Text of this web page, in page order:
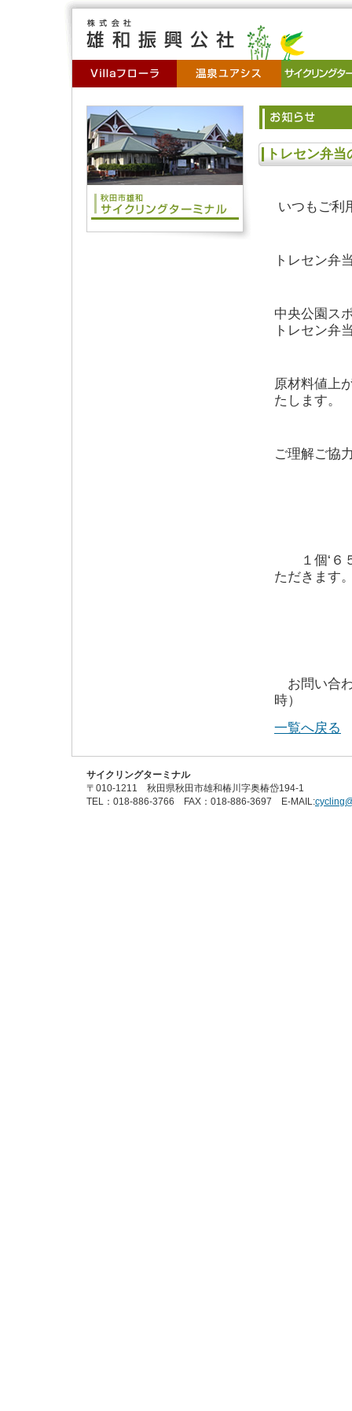
トレセン弁
いつもご利
トレセン弁
中央公園ス
トレセン弁
原材料値上
たします。
ご理解ご協
１個‘６５
ただきます
お問い合
時）
一覧へ戻る
サイクリングターミナル
〒010-1211 秋田県秋田市雄和椿川字奥椿岱194-1
TEL：018-886-3766 FAX：018-886-3697 E-MAIL: